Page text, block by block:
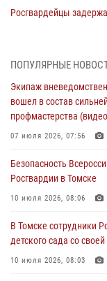
Росгвардейцы
товара из
Росгвардия
28 июля 2026, 00:33
Сотрудники
28 июля 2026, 00:24
Росгвардейцы в
ПОПУЛЯРНЫЕ
Экипаж
вошел в состав
профмастерства
07 июля 2026, 07:56
Безопасность
Росгвардии в Томске
10 июля 2026, 08:06
В Томске сотрудники
детского сада со
10 июля 2026, 08:03